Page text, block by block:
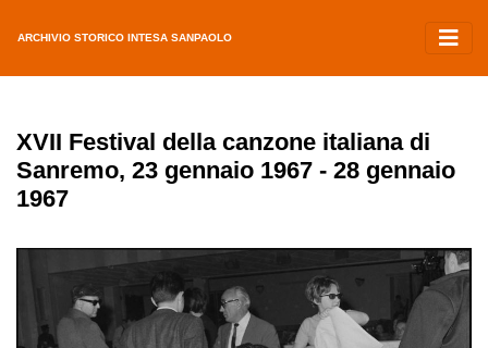
ARCHIVIO STORICO INTESA SANPAOLO
XVII Festival della canzone italiana di
Sanremo, 23 gennaio 1967 - 28 gennaio
1967